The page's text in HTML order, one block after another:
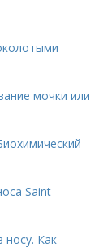
мочки или
Saint
носу. Как